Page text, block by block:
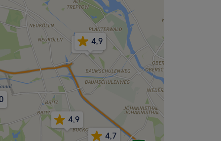
4,9
4,9
4,7
4,9